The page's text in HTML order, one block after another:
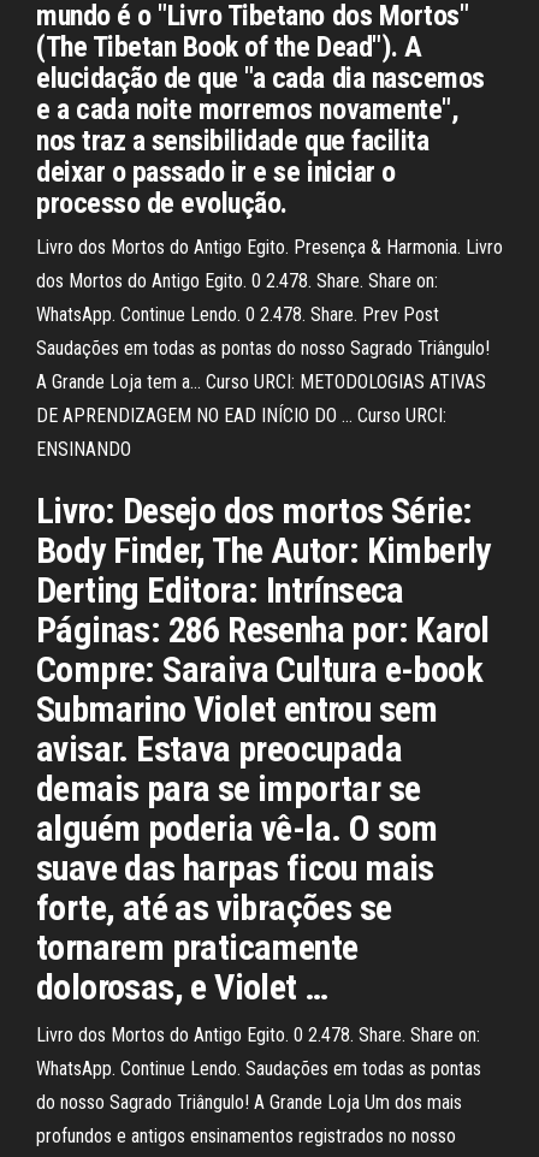
mundo é o "Livro Tibetano dos Mortos"
(The Tibetan Book of the Dead"). A
elucidação de que "a cada dia nascemos
e a cada noite morremos novamente",
nos traz a sensibilidade que facilita
deixar o passado ir e se iniciar o
processo de evolução.
Livro dos Mortos do Antigo Egito. Presença & Harmonia. Livro
dos Mortos do Antigo Egito. 0 2.478. Share. Share on:
WhatsApp. Continue Lendo. 0 2.478. Share. Prev Post
Saudações em todas as pontas do nosso Sagrado Triângulo!
A Grande Loja tem a… Curso URCI: METODOLOGIAS ATIVAS
DE APRENDIZAGEM NO EAD INÍCIO DO … Curso URCI:
ENSINANDO
Livro: Desejo dos mortos Série:
Body Finder, The Autor: Kimberly
Derting Editora: Intrínseca
Páginas: 286 Resenha por: Karol
Compre: Saraiva Cultura e-book
Submarino Violet entrou sem
avisar. Estava preocupada
demais para se importar se
alguém poderia vê-la. O som
suave das harpas ficou mais
forte, até as vibrações se
tornarem praticamente
dolorosas, e Violet …
Livro dos Mortos do Antigo Egito. 0 2.478. Share. Share on:
WhatsApp. Continue Lendo. Saudações em todas as pontas
do nosso Sagrado Triângulo! A Grande Loja Um dos mais
profundos e antigos ensinamentos registrados no nosso